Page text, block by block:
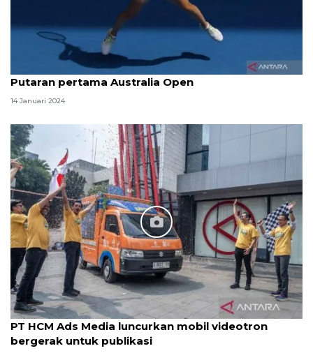
Putaran pertama Australia Open
14 Januari 2024
PT HCM Ads Media luncurkan mobil videotron
bergerak untuk publikasi